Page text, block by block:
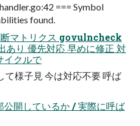
=== Symbol
found.
断マトリクス govulncheck
あり 優先対応 早めに修正 対
イクルで
て様子見 今は対応不要 呼ば
公開しているか / 実際に呼ば